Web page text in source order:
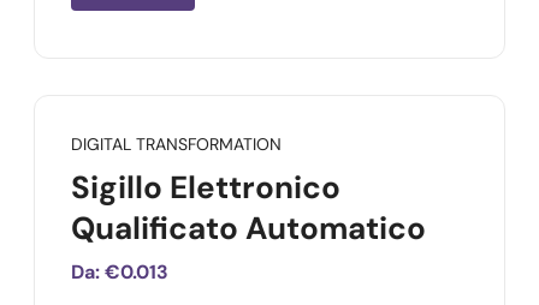
DIGITAL TRANSFORMATION
Sigillo Elettronico
Qualificato Automatico
Da:€0.013